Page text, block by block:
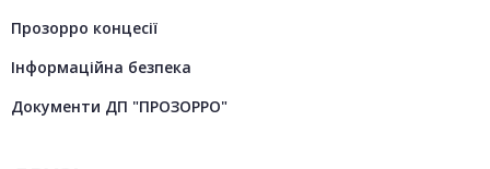
Прозорро концесії
Інформаційна безпека
Документи ДП "ПРОЗОРРО"